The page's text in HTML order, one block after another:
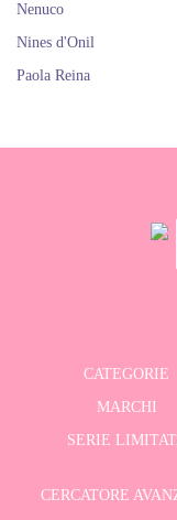
Nenuco
Nines d'Onil
Paola Reina
CATEGORIE
MARCHI
SERIE
CERCATORE